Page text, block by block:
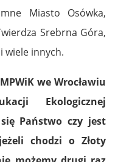
Miasto Osówka,
Srebrna Góra,
wiele innych.
we Wrocławiu
Ekologicznej
się Państwo czy jest
chodzi o Złoty